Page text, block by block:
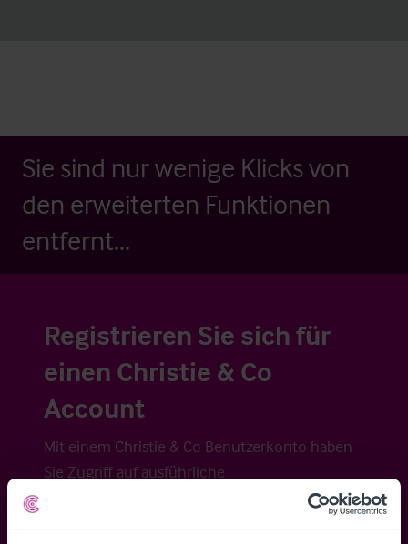
Sie sind nur wenige Klicks von
den erweiterten Funktionen
entfernt...
Registrieren Sie sich für
einen Christie & Co
Account
Mit einem Christie & Co Benutzerkonto haben
Sie Zugriff auf ausführliche
Veraufsinformationen, erweiterte Suche über